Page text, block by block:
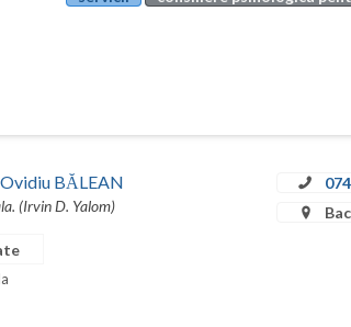
BĂLEAN
(Irvin D. Yalom)